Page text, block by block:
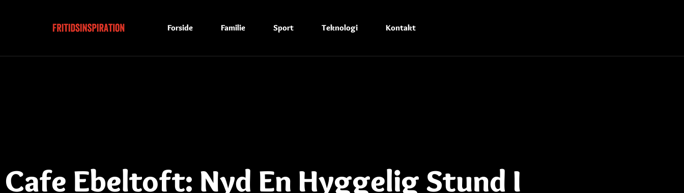
Forside Familie Sport Teknologi Kontakt
Cafe Ebeltoft: Nyd En Hyggelig Stund I